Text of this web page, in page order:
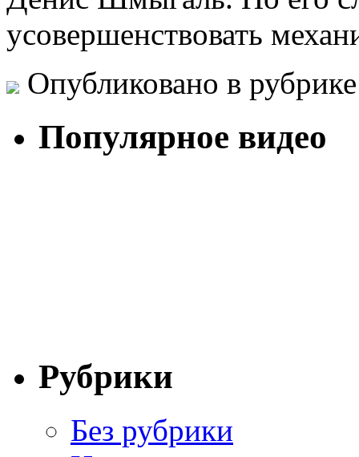
усовершенствовать
Опубликовано в
Популярное видео
Рубрики
Без рубрики